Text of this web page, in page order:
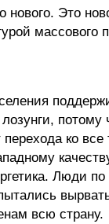
нового. Это
массового
потому
перехода ко
Люди
всю страну.